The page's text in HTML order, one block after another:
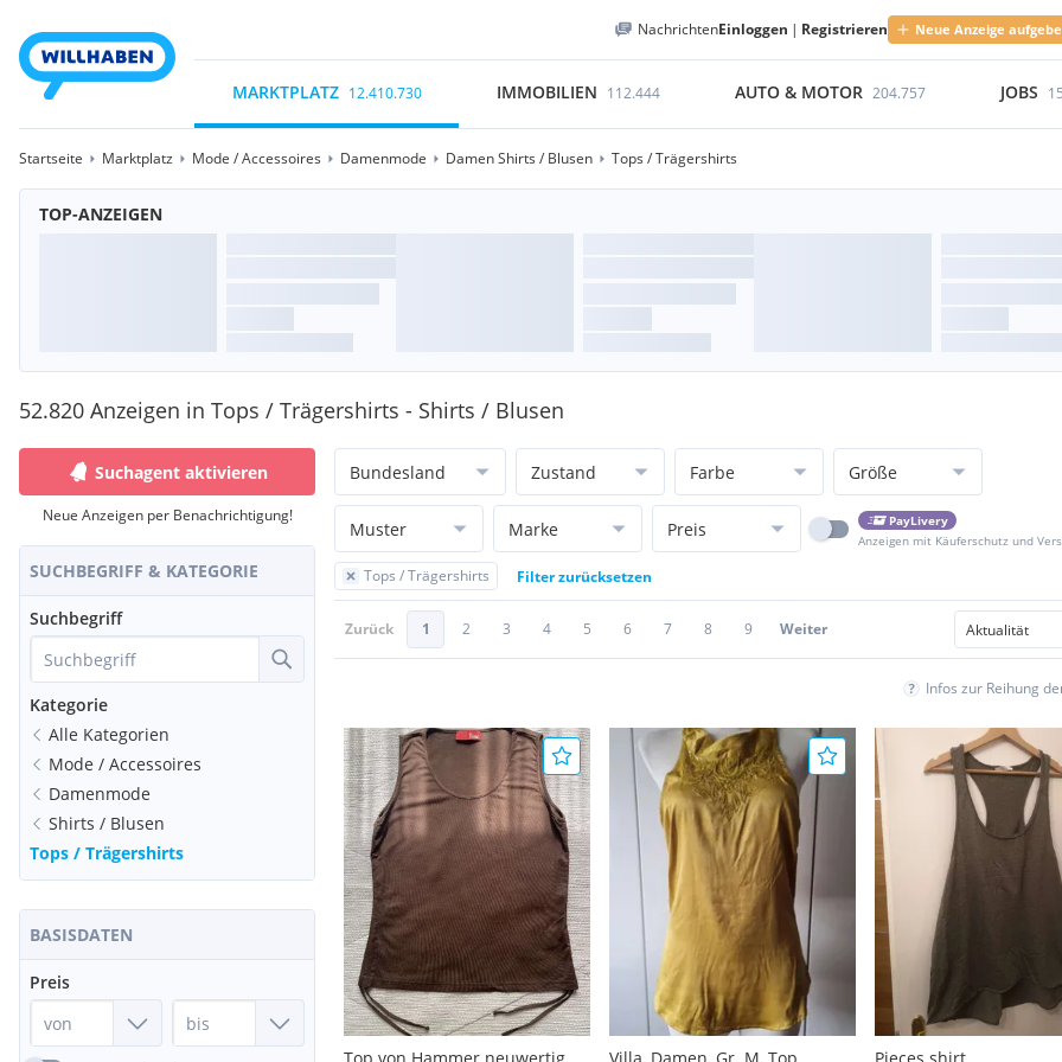
NachrichtenEinloggen | Registrieren Neue Anzeige
MARKTPLATZ 12.410.730 IMMOBILIEN 112.444 AUTO & MOTOR 204.757 JOBS
Startseite Marktplatz Mode / Accessoires Damenmode Damen Shirts / Blusen Tops / Trägershirts
TOP-ANZEIGEN
52.820 Anzeigen in Tops / Trägershirts - Shirts / Blusen
Suchagent aktivieren
Neue Anzeigen per Benachrichtigung!
SUCHBEGRIFF & KATEGORIE
Suchbegriff
Kategorie
Alle Kategorien
Mode / Accessoires
Damenmode
Shirts / Blusen
Tops / Trägershirts
BASISDATEN
Preis
Bundesland Zustand Farbe Größe
Muster Marke Preis
PayLivery
Anzeigen mit Käuferschutz und
Tops / Trägershirts Filter zurücksetzen
Zurück 1 2 3 4 5 6 7 8 9 Weiter
Infos zur Reihung